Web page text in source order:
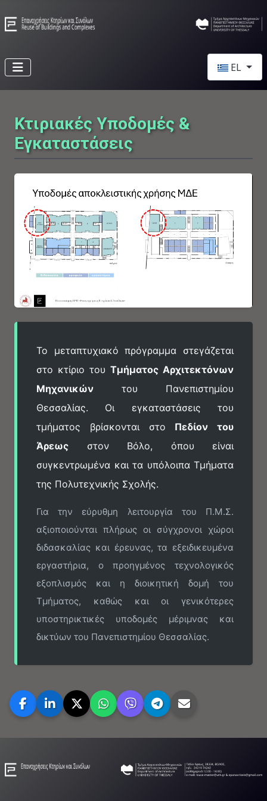
EL
Κτιριακές Υποδομές &
Εγκαταστάσεις
Το μεταπτυχιακό πρόγραμμα στεγάζεται
στο κτίριο του Τμήματος Αρχιτεκτόνων
Μηχανικών του Πανεπιστημίου
Θεσσαλίας. Οι εγκαταστάσεις του
τμήματος βρίσκονται στο Πεδίον του
Άρεως στον Βόλο, όπου είναι
συγκεντρωμένα και τα υπόλοιπα Τμήματα
της Πολυτεχνικής Σχολής.
Για την εύρυθμη λειτουργία του Π.Μ.Σ.
αξιοποιούνται πλήρως οι σύγχρονοι χώροι
διδασκαλίας και έρευνας, τα εξειδικευμένα
εργαστήρια, ο προηγμένος τεχνολογικός
εξοπλισμός και η διοικητική δομή του
Τμήματος, καθώς και οι γενικότερες
υποστηρικτικές υποδομές μέριμνας και
δικτύων του Πανεπιστημίου Θεσσαλίας.